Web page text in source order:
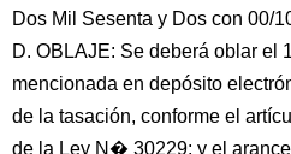
Dos Mil Sesenta y Dos con 00/
D. OBLAJE: Se deberá oblar el
mencionada en depósito
de la tasación, conforme el
de la Ley N� 30229; y el